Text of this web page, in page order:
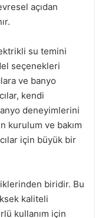
açıdan
su temini
seçenekleri
ve banyo
kendi
deneyimlerini
kurulum ve bakım
için büyük bir
biridir. Bu
kaliteli
kullanım için